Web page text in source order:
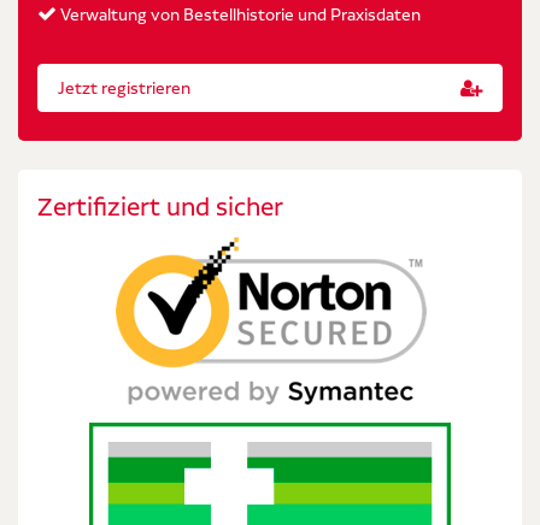
Verwaltung von Bestellhistorie und Praxisdaten
Jetzt registrieren
Zertifiziert und sicher